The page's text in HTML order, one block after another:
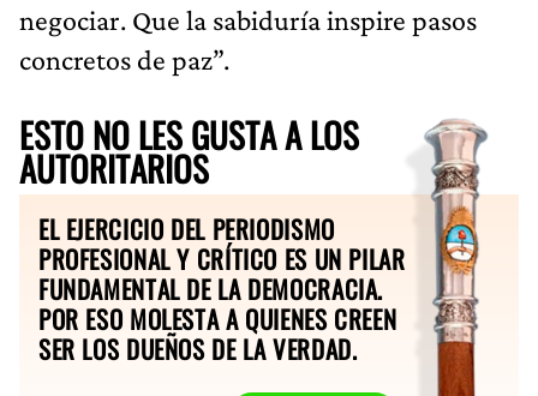
negociar. Que la sabiduría inspire pasos
concretos de paz”.
ESTO NO LES GUSTA A LOS
AUTORITARIOS
EL EJERCICIO DEL PERIODISMO
PROFESIONAL Y CRÍTICO ES UN PILAR
FUNDAMENTAL DE LA DEMOCRACIA.
POR ESO MOLESTA A QUIENES CREEN
SER LOS DUEÑOS DE LA VERDAD.